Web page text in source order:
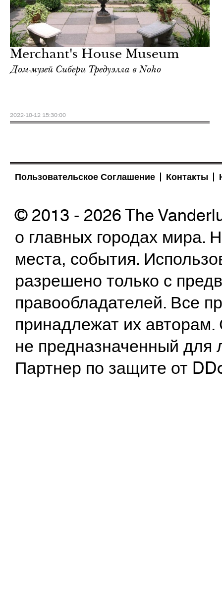
Merchant's House Museum
Дом-музей Сибери Тредуэлла в Noho
2022-10-12 15:30:00
Пользовательское Соглашение Контакты
© 2013 - 2026 The
о главных городах
места, события.
разрешено только с
правообладателей. Все
принадлежат их
не предназначенный
Партнер по защите от